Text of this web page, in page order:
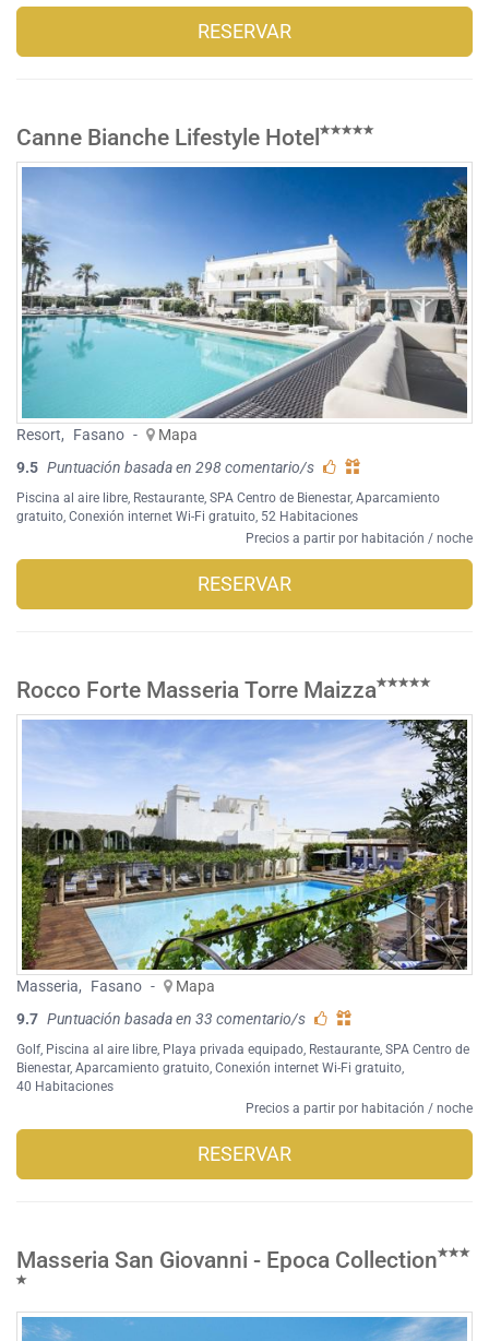
RESERVAR
Canne Bianche Lifestyle Hotel
Resort, Fasano -
Mapa
9.5 Puntuación basada en 298 comentario/s
Piscina al aire libre Restaurante SPA Centro de Bienestar, Aparcamiento
gratuito Conexión internet Wi-Fi gratuito , 52 Habitaciones
Precios a partir por habitación / noche
RESERVAR
Rocco Forte Masseria Torre Maizza
Masseria, Fasano -
Mapa
9.7 Puntuación basada en 33 comentario/s
Golf, Piscina al aire libre, Playa privada equipado, Restaurante, SPA Centro de
Bienestar, Aparcamiento gratuito, Conexión internet Wi-Fi gratuito,
40 Habitaciones
Precios a partir por habitación / noche
RESERVAR
Masseria San Giovanni - Epoca Collection